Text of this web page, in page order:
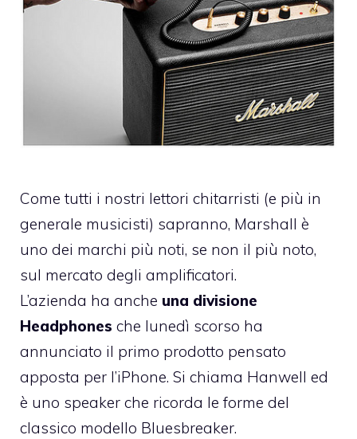
Come tutti i nostri lettori chitarristi (e più in
generale musicisti) sapranno, Marshall è
uno dei marchi più noti, se non il più noto,
sul mercato degli amplificatori.
L’azienda ha anche una divisione
Headphones che lunedì scorso ha
annunciato il primo prodotto pensato
apposta per l’iPhone. Si chiama Hanwell ed
è uno speaker che ricorda le forme del
classico modello Bluesbreaker.